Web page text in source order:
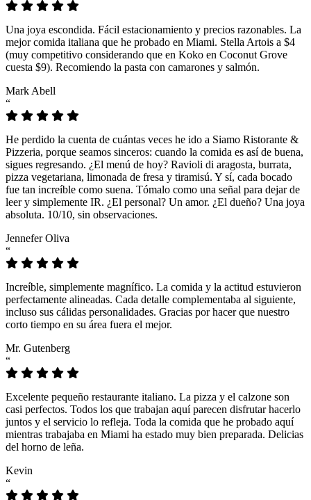
Una joya escondida. Fácil estacionamiento y precios razonables. La
mejor comida italiana que he probado en Miami. Stella Artois a $4
(muy competitivo considerando que en Koko en Coconut Grove
cuesta $9). Recomiendo la pasta con camarones y salmón.
Mark Abell
“
He perdido la cuenta de cuántas veces he ido a Siamo Ristorante &
Pizzeria, porque seamos sinceros: cuando la comida es así de buena,
sigues regresando. ¿El menú de hoy? Ravioli di aragosta, burrata,
pizza vegetariana, limonada de fresa y tiramisú. Y sí, cada bocado
fue tan increíble como suena. Tómalo como una señal para dejar de
leer y simplemente IR. ¿El personal? Un amor. ¿El dueño? Una joya
absoluta. 10/10, sin observaciones.
Jennefer Oliva
“
Increíble, simplemente magnífico. La comida y la actitud estuvieron
perfectamente alineadas. Cada detalle complementaba al siguiente,
incluso sus cálidas personalidades. Gracias por hacer que nuestro
corto tiempo en su área fuera el mejor.
Mr. Gutenberg
“
Excelente pequeño restaurante italiano. La pizza y el calzone son
casi perfectos. Todos los que trabajan aquí parecen disfrutar hacerlo
juntos y el servicio lo refleja. Toda la comida que he probado aquí
mientras trabajaba en Miami ha estado muy bien preparada. Delicias
del horno de leña.
Kevin
“